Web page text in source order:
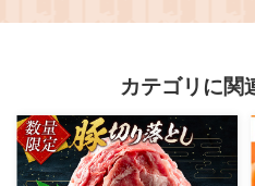
タレ付 おかず 栄養 [0249]
カテゴリに関